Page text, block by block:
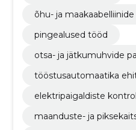
õhu- ja
pingealused tööd
otsa- ja jätkumuhvide
tööstusautomaatika
elektripaigaldiste
maanduste- ja